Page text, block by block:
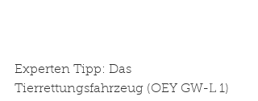
Experten Tipp: Das
Tierrettungsfahrzeug (OEY GW-L 1)